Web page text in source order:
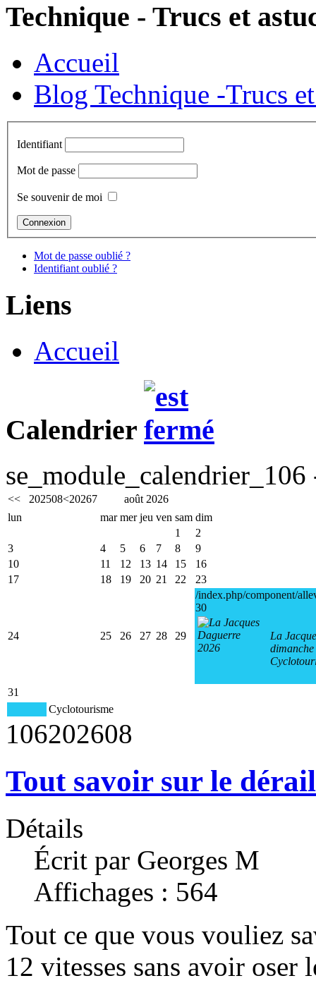
Technique - Trucs et
Accueil
Blog Technique -Trucs
Identifiant
Mot de passe
Se souvenir de moi
Mot de passe oublié ?
Identifiant oublié ?
Liens
Accueil
Calendrier
<< 202508<20267
août 2026
lun
mar mer jeu ven sam dim
1
2
3
4 5 6 7 8
9
10
11 12 13 14 15
16
17
18 19 20 21 22 23
24 25 26 27 28 29
/index.php/component/
30
La
31
Cyclotourisme
106202608
Tout savoir sur le
Détails
Écrit par Georges M
Affichages : 564
Tout ce que vous vouliez
12 vitesses sans avoir oser